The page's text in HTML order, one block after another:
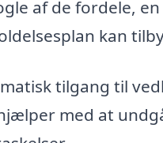
af de fordele, en
kan
tilgang til
med at